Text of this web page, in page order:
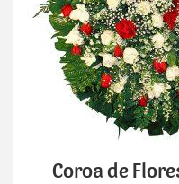
Coroa de